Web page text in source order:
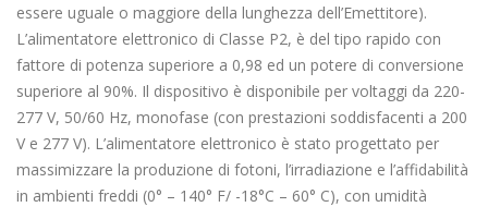
essere uguale o maggiore della lunghezza dell’Emettitore).
L’alimentatore elettronico di Classe P2, è del tipo rapido con
fattore di potenza superiore a 0,98 ed un potere di conversione
superiore al 90%. Il dispositivo è disponibile per voltaggi da 220-
277 V, 50/60 Hz, monofase (con prestazioni soddisfacenti a 200
V e 277 V). L’alimentatore elettronico è stato progettato per
massimizzare la produzione di fotoni, l’irradiazione e l’affidabilità
in ambienti freddi (0° – 140° F/ -18°C – 60° C), con umidità